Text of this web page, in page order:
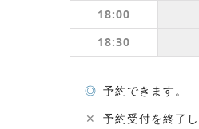
18:00
18:30
◎ 予約できます。
✕
予約受付を終了し